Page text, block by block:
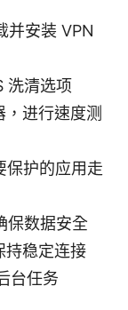
并安装 VPN
洗清选项
进行速度测
保护的应用走
保数据安全
持稳定连接
台任务